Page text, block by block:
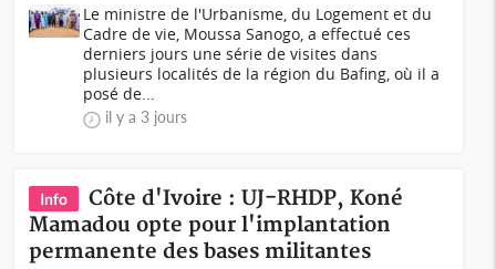
Le ministre de l'Urbanisme, du Logement et du
Cadre de vie, Moussa Sanogo, a effectué ces
derniers jours une série de visites dans
plusieurs localités de la région du Bafing, où il a
posé de...
il y a 3 jours
Info
Côte d'Ivoire : UJ-RHDP, Koné
Mamadou opte pour l'implantation
permanente des bases militantes